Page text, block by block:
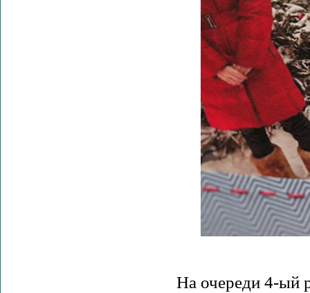
На очереди 4-ый